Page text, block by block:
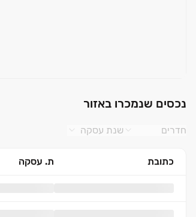
נכסים שנמכרו באזור
חדרים שנת עסקה
כתובת ת. עסקה